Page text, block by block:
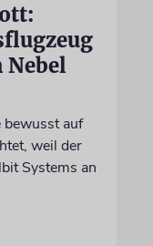
bewusst auf
weil der
Systems an